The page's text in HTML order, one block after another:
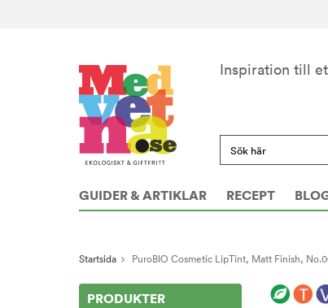
Inspiration till
GUIDER & ARTIKLAR RECEPT
Startsida PuroBIO Cosmetic LipTint, Matt Finish,
PRODUKTER